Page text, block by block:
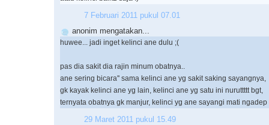
7 Februari 2011 pukul 07.01
anonim mengatakan...
huwee... jadi inget kelinci ane dulu ;(
pas dia sakit dia rajin minum obatnya..
ane sering bicara'' sama kelinci ane yg sakit saking sayangnya,
gk kayak kelinci ane yg lain, kelinci ane yg satu ini nuruttttt bgt,
ternyata obatnya gk manjur, kelinci yg ane sayangi mati ngadep
29 Maret 2011 pukul 15.49